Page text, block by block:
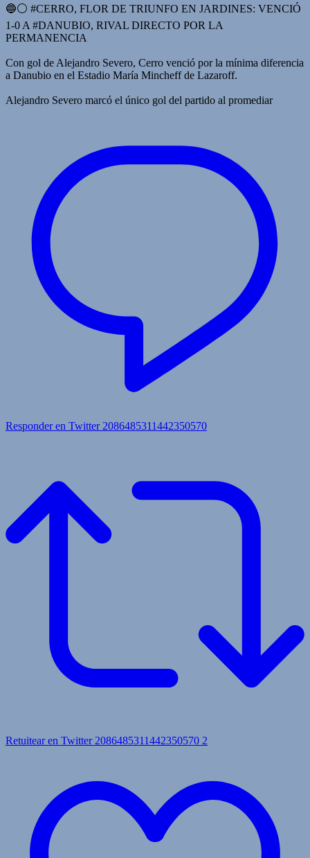
🔵⚪️ #CERRO, FLOR DE TRIUNFO EN JARDINES: VENCIÓ
1-0 A #DANUBIO, RIVAL DIRECTO POR LA
PERMANENCIA
Con gol de Alejandro Severo, Cerro venció por la mínima diferencia
a Danubio en el Estadio María Mincheff de Lazaroff.
Alejandro Severo marcó el único gol del partido al promediar
Responder en Twitter 2086485311442350570
Retuitear en Twitter 2086485311442350570 2